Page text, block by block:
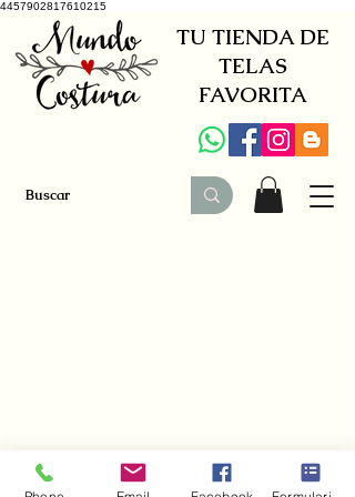
4457902817610215
TU TIENDA DE
TELAS
FAVORITA
+34 941579600 +34 650030142